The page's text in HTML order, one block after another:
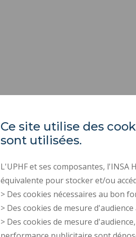
Ce site utilise des
sont utilisées.
L'UPHF et ses composantes,
équivalente pour stocker et/ou
> Des cookies nécessaires au bon
> Des cookies de mesure
> Des cookies de mesure